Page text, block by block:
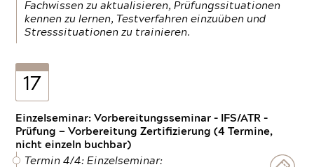
Fachwissen zu aktualisieren, Prüfungssituationen
kennen zu lernen, Testverfahren einzuüben und
Stresssituationen zu trainieren.
17
Einzelseminar: Vorbereitungsseminar - IFS/ATR -
Prüfung — Vorbereitung Zertifizierung (4 Termine,
nicht einzeln buchbar)
Termin 4/4: Einzelseminar: